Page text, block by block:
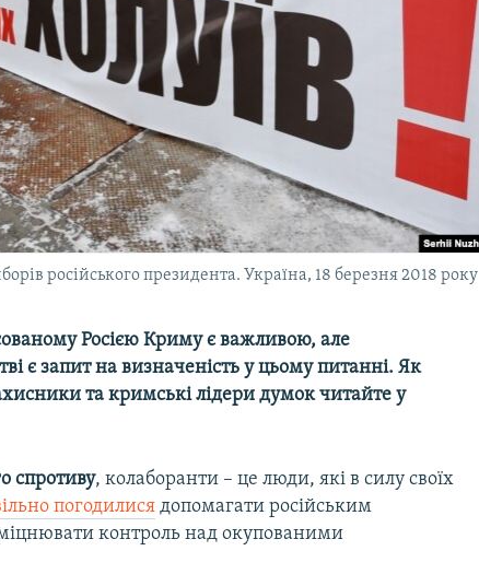
російського президента. Україна, 18 березня 2018 року
Росією Криму є важливою, але
є запит на визначеність у цьому питанні. Як
та кримські лідери думок читайте у
спротиву, колаборанти – це люди, які в силу своїх
погодилися допомагати російським
контроль над окупованими